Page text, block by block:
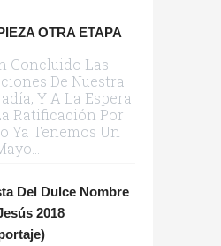
OTRA ETAPA
Concluido Las
De Nuestra
Y A La Espera
Ratificación Por
Ya Tenemos Un
Del Dulce Nombre
2018